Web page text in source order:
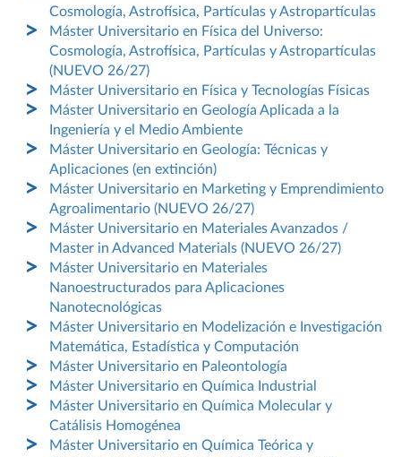
Cosmología, Astrofísica, Partículas y Astropartículas
Máster Universitario en Física del Universo:
Cosmología, Astrofísica, Partículas y Astropartículas
(NUEVO 26/27)
Máster Universitario en Física y Tecnologías Físicas
Máster Universitario en Geología Aplicada a la
Ingeniería y el Medio Ambiente
Máster Universitario en Geología: Técnicas y
Aplicaciones (en extinción)
Máster Universitario en Marketing y Emprendimiento
Agroalimentario (NUEVO 26/27)
Máster Universitario en Materiales Avanzados /
Master in Advanced Materials (NUEVO 26/27)
Máster Universitario en Materiales
Nanoestructurados para Aplicaciones
Nanotecnológicas
Máster Universitario en Modelización e Investigación
Matemática, Estadística y Computación
Máster Universitario en Paleontología
Máster Universitario en Química Industrial
Máster Universitario en Química Molecular y
Catálisis Homogénea
Máster Universitario en Química Teórica y